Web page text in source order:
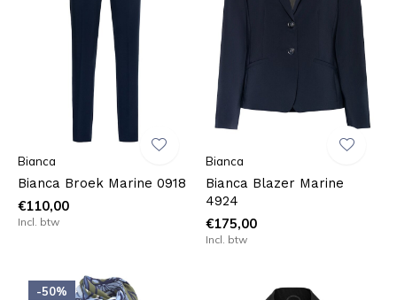
Bianca
Bianca Broek Marine 0918
€110,00
Incl. btw
Bianca
Bianca Blazer Marine
4924
€175,00
Incl. btw
-50%